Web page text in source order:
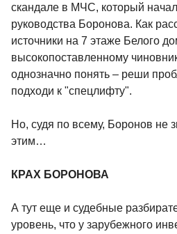
скандале в МЧС, который
руководства Боронова. Как
источники на 7 этаже Белого
высокопоставленному
однозначно понять – реши
подходи к "спецлифту".
Но, судя по всему, Боронов не
этим…
КРАХ БОРОНОВА
А тут еще и судебные
уровень, что у зарубежного